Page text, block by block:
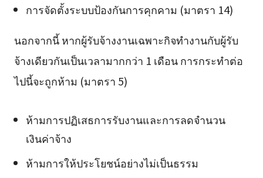
การจัดตั้งระบบป้องกันการคุกคาม (มาตรา 14)
นอกจากนี้ หากผู้รับจ้างงานเฉพาะกิจทำงานกับผู้รับ
จ้างเดียวกันเป็นเวลามากกว่า 1 เดือน การกระทำต่อ
ไปนี้จะถูกห้าม (มาตรา 5)
ห้ามการปฏิเสธการรับงานและการลดจำนวน
เงินค่าจ้าง
ห้ามการให้ประโยชน์อย่างไม่เป็นธรรม